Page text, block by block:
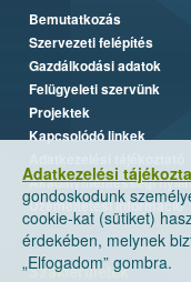
Adatkezelési
gondoskodunk
cookie-kat (sütiket)
érdekében, melynek
„Elfogadom” gombra.
Bemutatkozás
Szervezeti felépítés
Gazdálkodási adatok
Felügyeleti szervünk
Projektek
Kapcsolódó linkek
Akadálymentességi
Üzemeltetési információ
Szakterületek